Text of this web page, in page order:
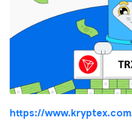
https://